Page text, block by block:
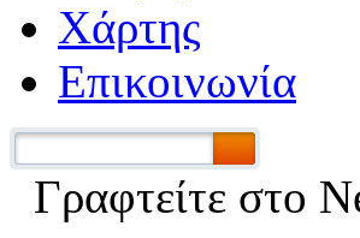
Χάρτης
Επικοινωνία
Γραφτείτε στο